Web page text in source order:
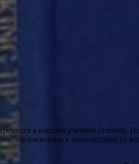
к высшей учебной степени.
оформленные в соответствии со